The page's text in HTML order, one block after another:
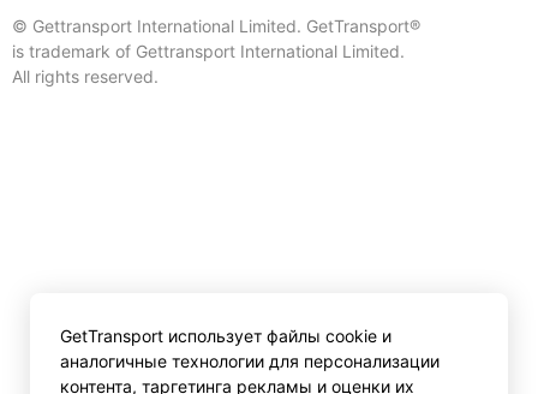
© Gettransport International Limited. GetTransport®
is trademark of Gettransport International Limited.
All rights reserved.
GetTransport использует файлы cookie и
аналогичные технологии для персонализации
контента, таргетинга рекламы и оценки их